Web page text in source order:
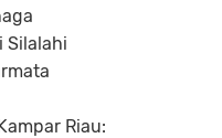
Silalahi
Riau: